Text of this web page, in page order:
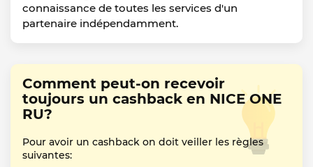
connaissance de toutes les services d'un
partenaire indépendamment.
Comment peut-on recevoir
toujours un cashback en NICE ONE
RU?
Pour avoir un cashback on doit veiller les règles
suivantes: